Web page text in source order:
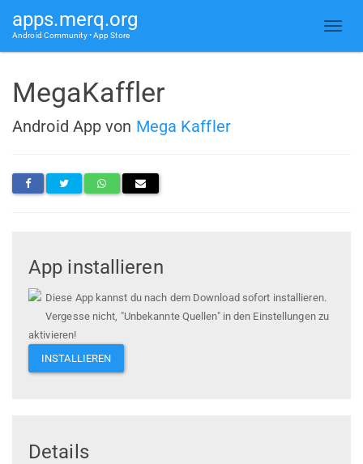
apps.merq.org
Android Community • App Store
MegaKaffler
Android App von Mega Kaffler
App installieren
Diese App kannst du nach dem Download sofort installieren.
Vergesse nicht, "Unbekannte Quellen" in den Einstellungen zu
aktivieren!
INSTALLIEREN
Details